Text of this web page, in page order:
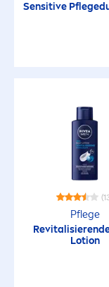
Reinigung
Alle
Sensitive
Pflege
Revital
Lotion